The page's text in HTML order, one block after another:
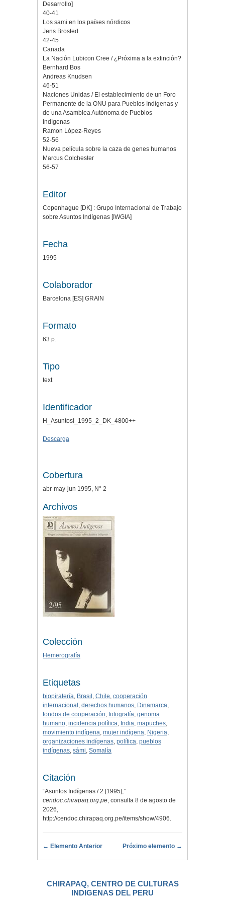
Desarrollo]
40-41
Los sami en los países nórdicos
Jens Brosted
42-45
Canada
La Nación Lubicon Cree / ¿Próxima a la extinción?
Bernhard Bos
Andreas Knudsen
46-51
Naciones Unidas / El establecimiento de un Foro
Permanente de la ONU para Pueblos Indígenas y
de una Asamblea Autónoma de Pueblos
Indígenas
Ramon López-Reyes
52-56
Nueva película sobre la caza de genes humanos
Marcus Colchester
56-57
Editor
Copenhague [DK] : Grupo Internacional de Trabajo
sobre Asuntos Indígenas [IWGIA]
Fecha
1995
Colaborador
Barcelona [ES] GRAIN
Formato
63 p.
Tipo
text
Identificador
H_AsuntosI_1995_2_DK_4800++
Descarga
Cobertura
abr-may-jun 1995, N° 2
Archivos
Colección
Hemerografía
Etiquetas
biopiratería, Brasil , Chile, cooperación
internacional , derechos humanos, Dinamarca,
fondos de cooperación, fotografía, genoma
humano, incidencia política, India, mapuches,
movimiento indígena, mujer indígena, Nigeria,
organizaciones indígenas, política, pueblos
indígenas, sámi, Somalía
Citación
“Asuntos Indígenas / 2 [1995],”
cendoc.chirapaq.org.pe, consulta 8 de agosto de
2026,
http://cendoc.chirapaq.org.pe/items/show/4906.
← Elemento Anterior Próximo elemento →
CHIRAPAQ, CENTRO DE CULTURAS
INDIGENAS DEL PERU